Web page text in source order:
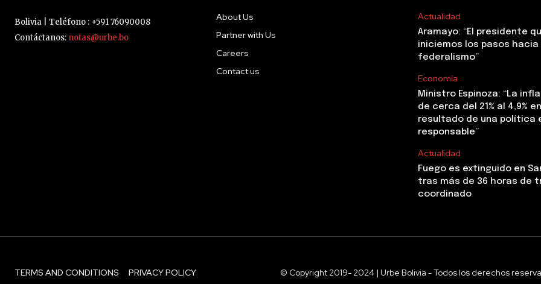
Bolivia | Teléfono : +591 76090008
Contáctanos: notas@urbe.bo
About Us
Partner with Us
Careers
Contact us
Actualidad
Aramayo: “El presidente
iniciemos los pasos hacia
federalismo”
Economía
Ministro Espinoza: “La
de cerca del 21% al 4,9%
resultado de una política
responsable”
Actualidad
Fuego es extinguido en
tras más de 36 horas de
coordinado
TERMS AND CONDITIONS PRIVACY POLICY © Copyright 2019- 2024 | Urbe Bolivia - Todos los derechos